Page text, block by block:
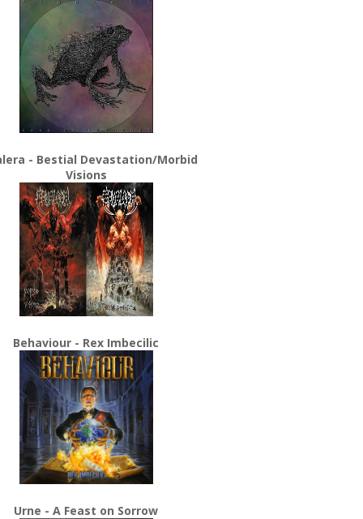
- Bestial Devastation/Morbid
Visions
Behaviour - Rex Imbecilic
Urne - A Feast on Sorrow